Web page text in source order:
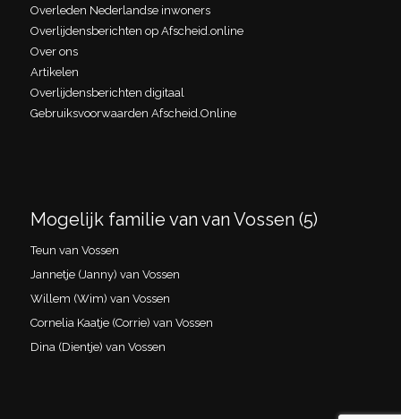
Overleden Nederlandse inwoners
Overlijdensberichten op Afscheid.online
Over ons
Artikelen
Overlijdensberichten digitaal
Gebruiksvoorwaarden Afscheid.Online
Mogelijk familie van van Vossen (5)
Teun van Vossen
Jannetje (Janny) van Vossen
Willem (Wim) van Vossen
Cornelia Kaatje (Corrie) van Vossen
Dina (Dientje) van Vossen